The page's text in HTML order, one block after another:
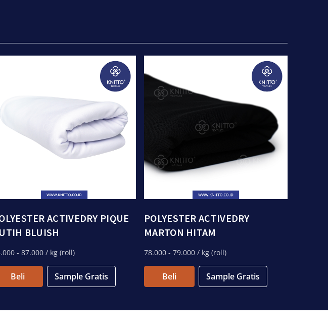
ACTIVEDRY PIQUE
BLUISH
- 87.000 / kg (roll)
Beli Sample Gratis
POLYESTER ACTIVEDRY
MARTON HITAM
78.000 - 79.000 / kg (roll)
Beli Sample Gratis